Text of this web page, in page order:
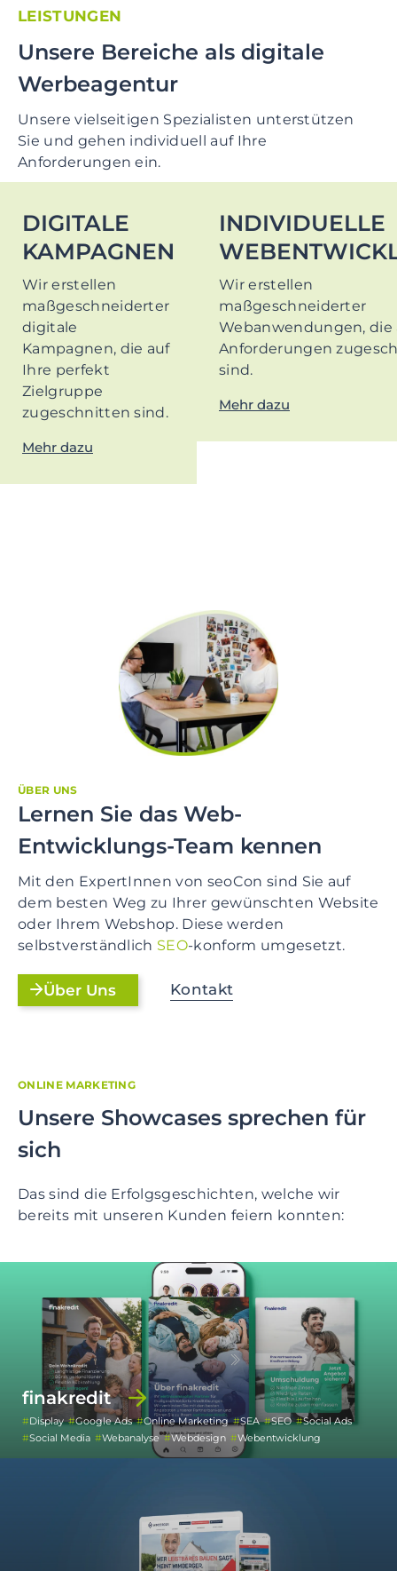
LEISTUNGEN
Unsere Bereiche als digitale
Werbeagentur
Unsere vielseitigen Spezialisten unterstützen
Sie und gehen individuell auf Ihre
Anforderungen ein.
DIGITALE
KAMPAGNEN
Wir erstellen
maßgeschneiderter
digitale
Kampagnen, die auf
Ihre perfekt
Zielgruppe
zugeschnitten sind.
Mehr dazu
INDIVIDUELLE
Wir erstellen
maßgeschneiderter
Webanwendungen, die
Anforderungen
sind.
Mehr dazu
ÜBER UNS
Lernen Sie das Web-
Entwicklungs-Team kennen
Mit den ExpertInnen von seoCon sind Sie auf
dem besten Weg zu Ihrer gewünschten Website
oder Ihrem Webshop. Diese werden
selbstverständlich SEO-konform umgesetzt.
Über Uns Kontakt
ONLINE MARKETING
Unsere Showcases sprechen für
sich
Das sind die Erfolgsgeschichten, welche wir
bereits mit unseren Kunden feiern konnten:
finakredit
Display Google Ads Online Marketing SEA SEO
Social Ads
Social Media
Webanalyse Webdesign Webentwicklung